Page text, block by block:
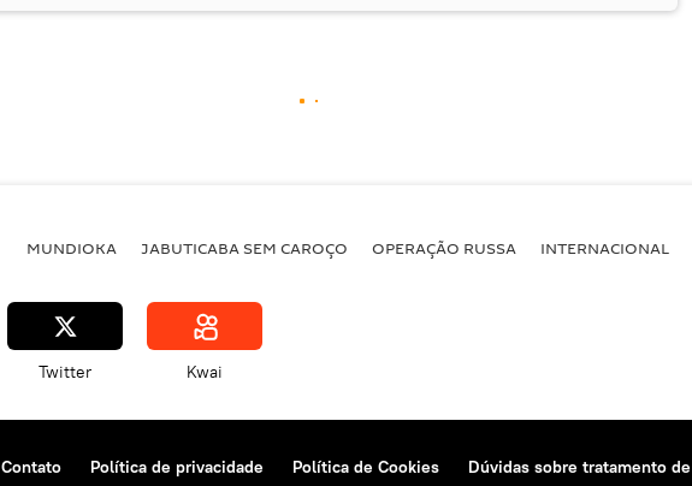
MUNDIOKA JABUTICABA SEM CAROÇO OPERAÇÃO RUSSA INTERNACIONAL
Twitter Kwai
Contato Política de privacidade Política de Cookies Dúvidas sobre tratamento